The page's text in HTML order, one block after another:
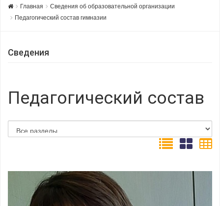
Главная
Сведения об образовательной организации
Педагогический состав гимназии
Сведения
Педагогический состав